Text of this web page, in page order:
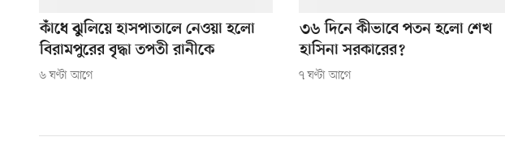
কাঁধে ঝুলিয়ে হাসপাতালে নেওয়া হলো
বিরামপুরের বৃদ্ধা তপতী রানীকে
৬ ঘণ্টা আগে
৩৬ দিনে কীভাবে পতন হলো শেখ
হাসিনা সরকারের?
৭ ঘণ্টা আগে